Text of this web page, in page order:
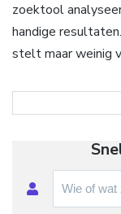
zoektool
handige
stelt maar weinig